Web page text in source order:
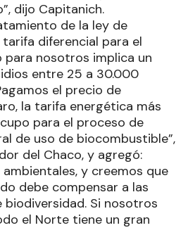
dijo Capitanich.
de la ley de
diferencial para el
para nosotros implica un
entre 25 a 30.000
el precio de
la tarifa energética más
para el proceso de
de uso de biocombustible”,
del Chaco, y agregó:
y creemos que
debe compensar a las
biodiversidad. Si nosotros
el Norte tiene un gran